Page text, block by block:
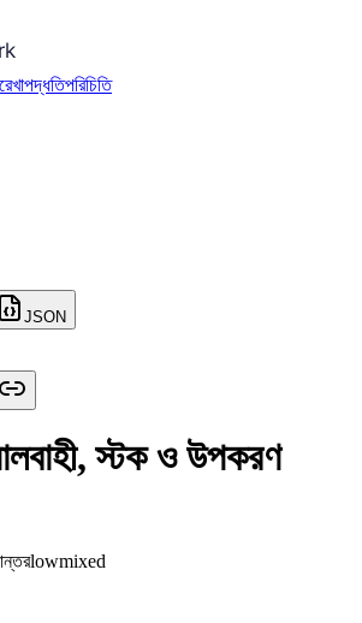
পদ্ধতিপরিচিতি
JSON
স্টক ও উপকরণ
lowmixed